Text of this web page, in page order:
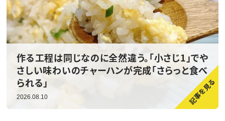
作る工程は同じなのに全然違う。「小さじ1」でや
さしい味わいのチャーハンが完成「さらっと食べ
られる」
2026.08.10